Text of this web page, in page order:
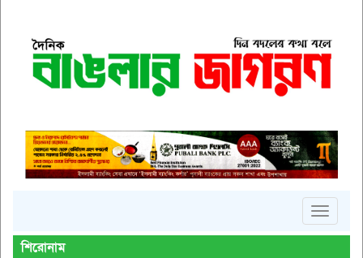
Toggle
শিরোনাম